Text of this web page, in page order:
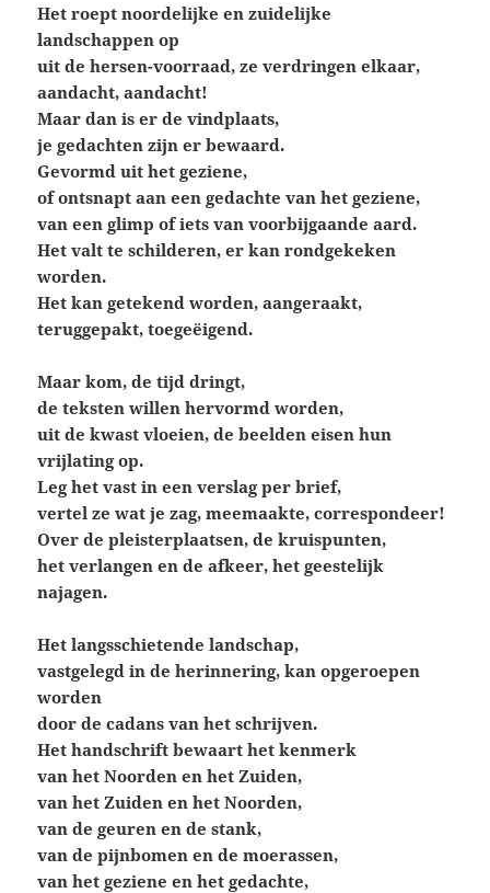
Het roept noordelijke en zuidelijke
landschappen op
uit de hersen-voorraad, ze verdringen elkaar,
aandacht, aandacht!
Maar dan is er de vindplaats,
je gedachten zijn er bewaard.
Gevormd uit het geziene,
of ontsnapt aan een gedachte van het geziene,
van een glimp of iets van voorbijgaande aard.
Het valt te schilderen, er kan rondgekeken
worden.
Het kan getekend worden, aangeraakt,
teruggepakt, toegeëigend.
Maar kom, de tijd dringt,
de teksten willen hervormd worden,
uit de kwast vloeien, de beelden eisen hun
vrijlating op.
Leg het vast in een verslag per brief,
vertel ze wat je zag, meemaakte, correspondeer!
Over de pleisterplaatsen, de kruispunten,
het verlangen en de afkeer, het geestelijk
najagen.
Het langsschietende landschap,
vastgelegd in de herinnering, kan opgeroepen
worden
door de cadans van het schrijven.
Het handschrift bewaart het kenmerk
van het Noorden en het Zuiden,
van het Zuiden en het Noorden,
van de geuren en de stank,
van de pijnbomen en de moerassen,
van het geziene en het gedachte,